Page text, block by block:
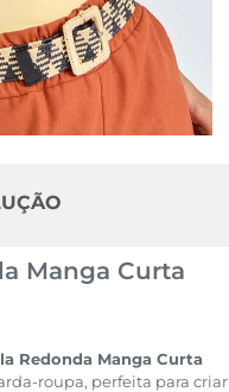
Manga Curta
Redonda Manga Curta
roupa, perfeita para criar